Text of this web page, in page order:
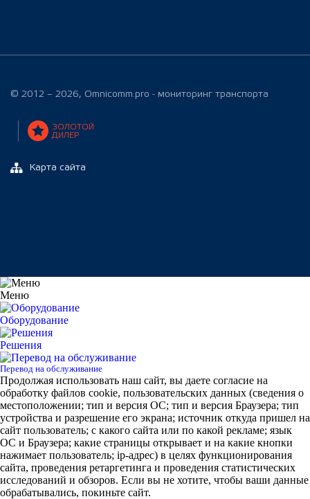
© 2012 – 2026, Omnicomm.pro - мониторинг транспорта
ЗОЛОТОЙ
ДИЛЕР
Карта сайта
Меню
Оборудование
Решения
Перевод на обслуживание
Продолжая использовать наш сайт, вы даете согласие на
обработку файлов cookie, пользовательских данных (сведения о
местоположении; тип и версия ОС; тип и версия Браузера; тип
устройства и разрешение его экрана; источник откуда пришел на
сайт пользователь; с какого сайта или по какой рекламе; язык
ОС и Браузера; какие страницы открывает и на какие кнопки
нажимает пользователь; ip-адрес) в целях функционирования
сайта, проведения ретаргетинга и проведения статистических
исследований и обзоров. Если вы не хотите, чтобы ваши данные
обрабатывались, покиньте сайт.